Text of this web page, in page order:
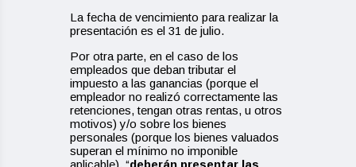
La fecha de vencimiento para realizar la
presentación es el 31 de julio.
Por otra parte, en el caso de los
empleados que deban tributar el
impuesto a las ganancias (porque el
empleador no realizó correctamente las
retenciones, tengan otras rentas, u otros
motivos) y/o sobre los bienes
personales (porque los bienes valuados
superan el mínimo no imponible